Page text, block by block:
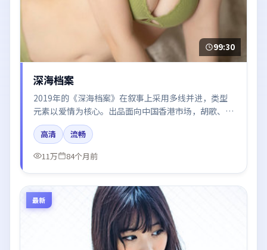
99:30
深海档案
2019年的《深海档案》在叙事上采用多线并进，类型
元素以爱情为核心。出品面向中国香港市场，胡歌、易
烊千玺、河正宇、赵丽颖、段奕宏所饰角色推动关键反
转，结尾留白引发讨论。
高清
流畅
11万
84个月前
最新